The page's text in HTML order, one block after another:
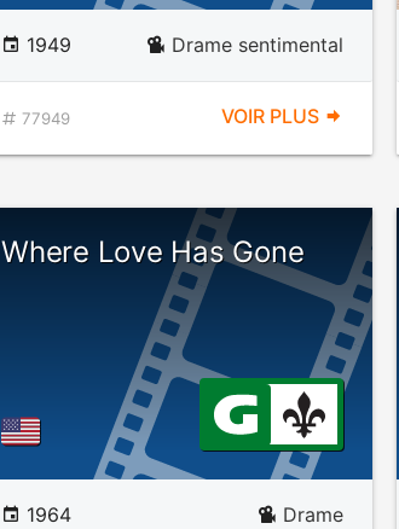
1949 Drame sentimental
77949 VOIR PLUS
Where Love Has Gone
1964 Drame